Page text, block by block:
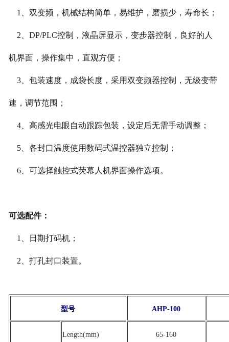
1 双变频，机械结构简单，易维护，磨损少，寿命长；
2、DP/PLC控制，液晶屏显示，变步器控制，良好的人
机界面，操作集中，直观方便；
3、 包装速度，成袋长度，采用双变频器控制，无级变带
速，调节范围；
4、 高感光电眼自动跟踪包装，设定后无需手动调整；
5、 各封口温度使用数码式温控器独立控制；
6、 可选择触控式荧幕人机界面操作选项。
可选配件：
1 日期打码机；
2 打孔封口装置。
型号 AHP-100
Length(mm) 65-160